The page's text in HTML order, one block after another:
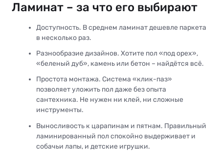
Ламинат – за что его выбирают
Доступность. В среднем ламинат дешевле паркета
в несколько раз.
Разнообразие дизайнов. Хотите пол «под орех»,
«беленый дуб», камень или бетон – найдётся всё.
Простота монтажа. Система «клик-паз»
позволяет уложить пол даже без опыта
сантехника. Не нужен ни клей, ни сложные
инструменты.
Выносливость к царапинам и пятнам. Правильный
ламинированный пол спокойно выдерживает и
собачьи лапы, и детские игрушки.